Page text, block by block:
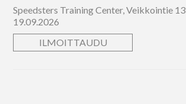
Speedsters Training Center, Veikkointie 13
19.09.2026
ILMOITTAUDU